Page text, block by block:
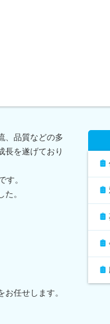
、品質などの多
長を遂げており
す。
。
任せします。